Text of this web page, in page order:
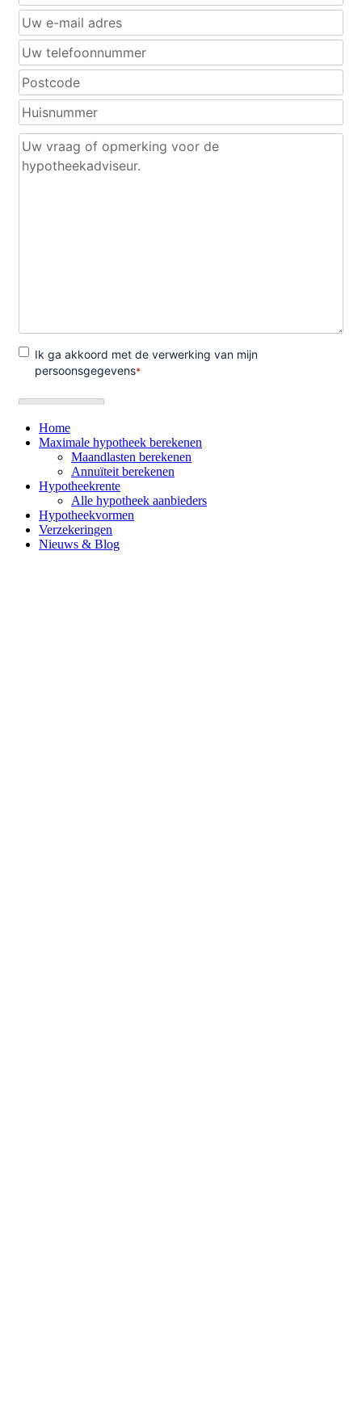
Home
Maximale hypotheek berekenen
Maandlasten berekenen
Annuïteit berekenen
Hypotheekrente
Alle hypotheek aanbieders
Hypotheekvormen
Verzekeringen
Nieuws & Blog